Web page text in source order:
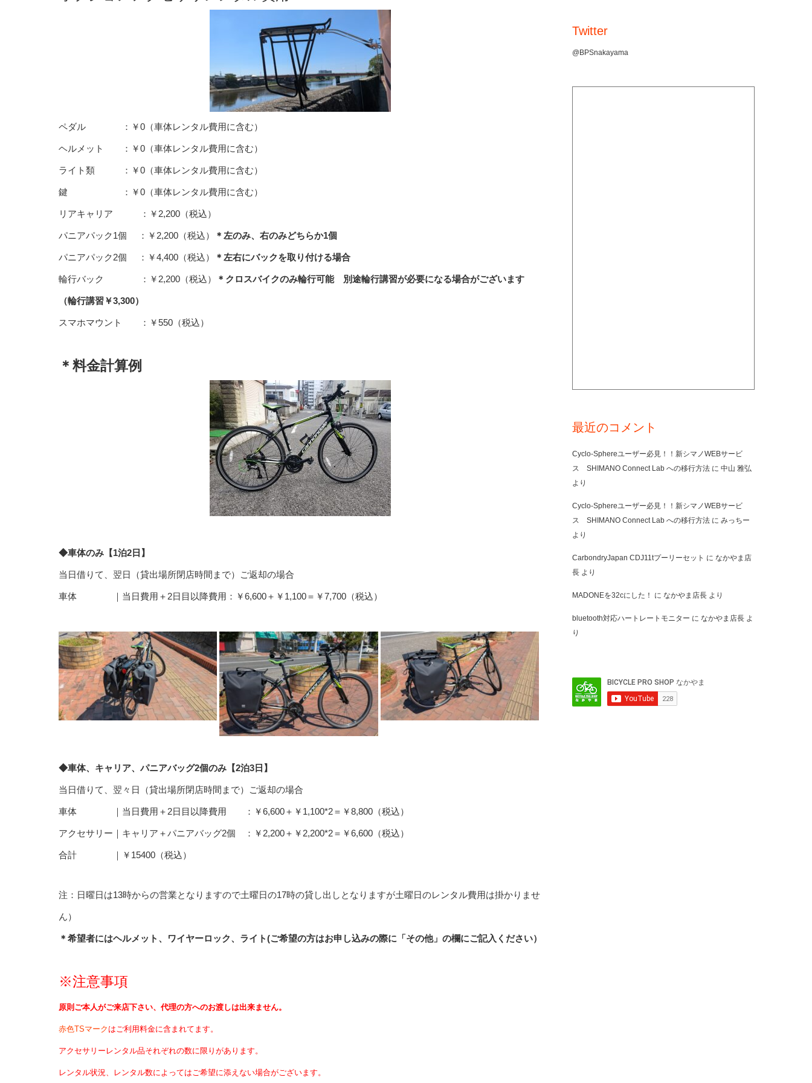
ペダル ：￥0（車体レンタル費用に含む）
ヘルメット ：￥0（車体レンタル費用に含む）
ライト類 ：￥0（車体レンタル費用に含む）
鍵 ：￥0（車体レンタル費用に含む）
リアキャリア ：￥2,200（税込）
パニアパック1個 ：￥2,200（税込） ＊左のみ、右のみどちらか1個
パニアパック2個 ：￥4,400（税込） ＊左右にバックを取り付ける場合
輪行バック ：￥2,200（税込） ＊クロスバイクのみ輪行可能 別途輪行講習が必要になる場合がございます
（輪行講習￥3,300）
スマホマウント ：￥550（税込）
＊料金計算例
◆車体のみ【1泊2日】
当日借りて、翌日（貸出場所閉店時間まで）ご返却の場合
車体 ｜当日費用＋2日目以降費用：￥6,600＋￥1,100＝￥7,700（税込）
◆車体、キャリア、パニアバッグ2個のみ【2泊3日】
当日借りて、翌々日（貸出場所閉店時間まで）ご返却の場合
車体 ｜当日費用＋2日目以降費用 ：￥6,600＋￥1,100*2＝￥8,800（税込）
アクセサリー｜キャリア＋パニアバッグ2個 ：￥2,200＋￥2,200*2＝￥6,600（税込）
合計 ｜￥15400（税込）
注：日曜日は13時からの営業となりますので土曜日の17時の貸し出しとなりますが土曜日のレンタル費用は掛かりませ
ん）
＊希望者にはヘルメット、ワイヤーロック、ライト(ご希望の方はお申し込みの際に「その他」の欄にご記入ください）
※注意事項
原則ご本人がご来店下さい、代理の方へのお渡しは出来ません。
赤色TSマーク はご利用料金に含まれてます。
アクセサリーレンタル品それぞれの数に限りがあります。
レンタル状況、レンタル数によってはご希望に添えない場合がございます。
Twitter
@BPSnakayama
最近のコメント
Cyclo-Sphereユーザー必見！！新シマノWEBサービ
ス SHIMANO Connect Lab への移行方法 に 中山 雅弘
より
Cyclo-Sphereユーザー必見！！新シマノWEBサービ
ス SHIMANO Connect Lab への移行方法 に みっちー
より
CarbondryJapan CDJ11tプーリーセット に なかやま店
長 より
MADONEを32cにした！ に なかやま店長 より
bluetooth対応ハートレートモニター に なかやま店長 よ
り